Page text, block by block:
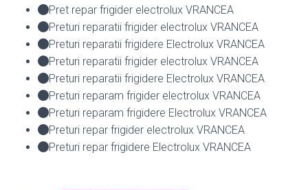
Pret repar frigider electrolux VRANCEA
Preturi reparatii frigider electrolux VRANCEA
Preturi reparatii frigidere Electrolux VRANCEA
Preturi reparatii frigider electrolux VRANCEA
Preturi reparatii frigidere Electrolux VRANCEA
Preturi reparam frigider electrolux VRANCEA
Preturi reparam frigidere Electrolux VRANCEA
Preturi repar frigider electrolux VRANCEA
Preturi repar frigidere Electrolux VRANCEA